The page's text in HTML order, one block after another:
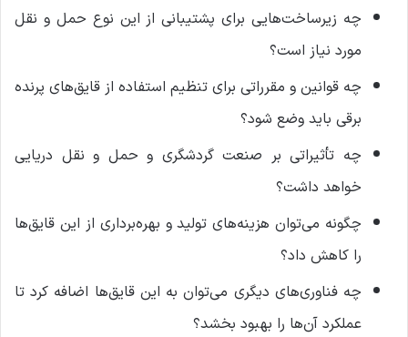
چه زیرساخت‌هایی برای پشتیبانی از این نوع حمل و نقل
مورد نیاز است؟
چه قوانین و مقرراتی برای تنظیم استفاده از قایق‌های پرنده
برقی باید وضع شود؟
چه تأثیراتی بر صنعت گردشگری و حمل و نقل دریایی
خواهد داشت؟
چگونه می‌توان هزینه‌های تولید و بهره‌برداری از این قایق‌ها
را کاهش داد؟
چه فناوری‌های دیگری می‌توان به این قایق‌ها اضافه کرد تا
عملکرد آن‌ها را بهبود بخشد؟